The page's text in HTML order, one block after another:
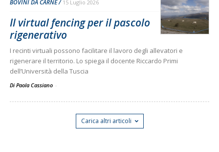
BOVINI DA CARNE 15 Luglio 2026
Il virtual fencing per il pascolo
rigenerativo
I recinti virtuali possono facilitare il lavoro degli allevatori e
rigenerare il territorio. Lo spiega il docente Riccardo Primi
dell’Università della Tuscia
Di Paola Cassiano -
Carica altri articoli